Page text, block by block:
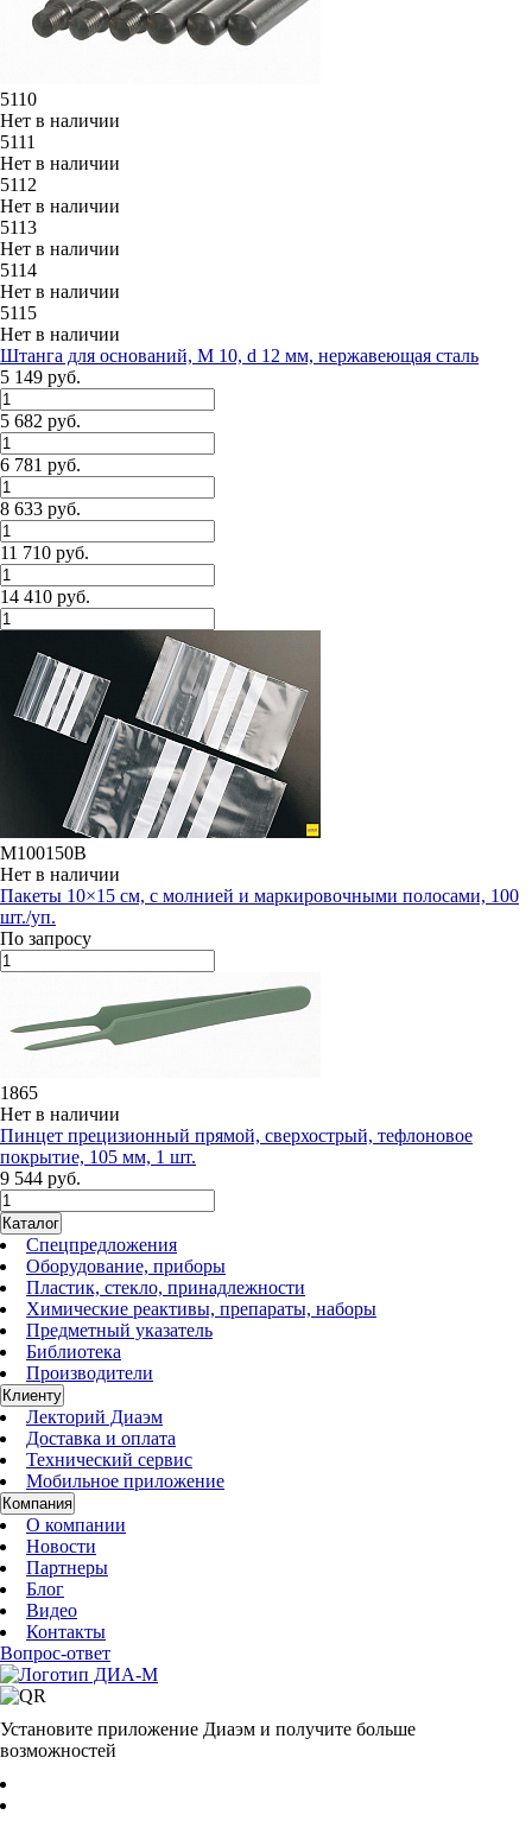
5110
Нет в наличии
5111
Нет в наличии
5112
Нет в наличии
5113
Нет в наличии
5114
Нет в наличии
5115
Нет в наличии
Штанга для оснований, М 10, d 12 мм, нержавеющая сталь
5 149 руб.
5 682 руб.
6 781 руб.
8 633 руб.
11 710 руб.
14 410 руб.
M100150B
Нет в наличии
Пакеты 10×15 см, с молнией и маркировочными полосами, 100
шт./уп.
По запросу
1865
Нет в наличии
Пинцет прецизионный прямой, сверхострый, тефлоновое
покрытие, 105 мм, 1 шт.
9 544 руб.
Каталог
Спецпредложения
Оборудование, приборы
Пластик, стекло, принадлежности
Химические реактивы, препараты, наборы
Предметный указатель
Библиотека
Производители
Клиенту
Лекторий Диаэм
Доставка и оплата
Технический сервис
Мобильное приложение
Компания
О компании
Новости
Партнеры
Блог
Видео
Контакты
Вопрос-ответ
Установите приложение Диаэм и получите больше
возможностей